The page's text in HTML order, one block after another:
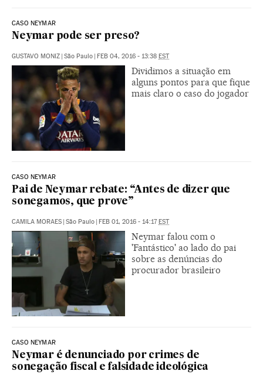
CASO NEYMAR
Neymar pode ser preso?
GUSTAVO MONIZ | São Paulo | FEB 04, 2016 - 13:38 EST
Dividimos a situação em
alguns pontos para que fique
mais claro o caso do jogador
CASO NEYMAR
Pai de Neymar rebate: “Antes de dizer que
sonegamos, que prove”
CAMILA MORAES | São Paulo | FEB 01, 2016 - 14:17EST
Neymar falou com o
'Fantástico' ao lado do pai
sobre as denúncias do
procurador brasileiro
CASO NEYMAR
Neymar é denunciado por crimes de
sonegação fiscal e falsidade ideológica